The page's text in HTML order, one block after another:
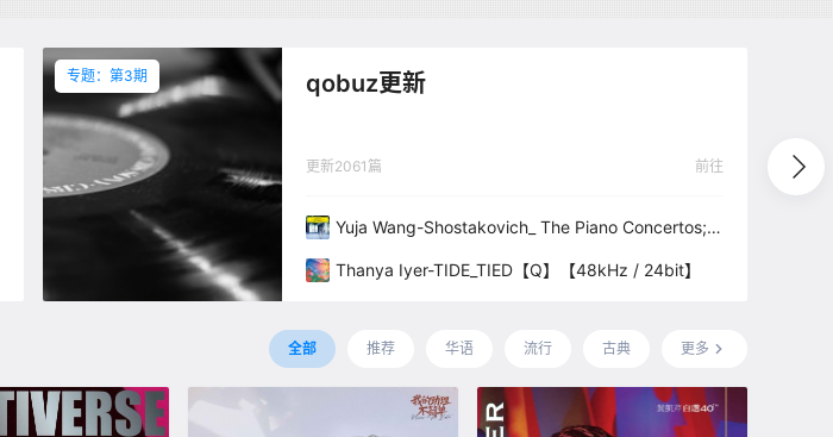
专题：第3期 qobuz更新
更新2061篇 前往
Yuja Wang-Shostakovich_ The Piano Concertos;
Thanya Iyer-TIDE_TIED【Q】【48kHz / 24bit】
全部 推荐 华语 流行 古典 更多